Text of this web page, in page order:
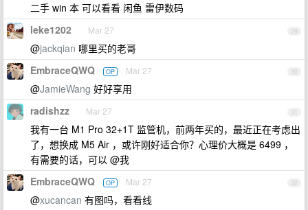
二手 win 本 可以看看 闲鱼 雷伊数码
29
leke1202 Mar 27
@jackqian 哪里买的老哥
30
EmbraceQWQ OP Mar 27
@JamieWang 好好享用
31
radishzz Mar 27
我有一台 M1 Pro 32+1T 监管机，前两年买的，最近正在考虑出
了，想换成 M5 Air ，或许刚好适合你？心理价大概是 6499 ，
有需要的话，可以 @我
32
EmbraceQWQ OP Mar 27
@xucancan 有图吗，看看线